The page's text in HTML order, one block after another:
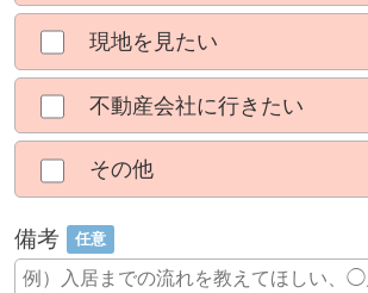
現地を見たい
不動産会社に行きたい
その他
備考 任意